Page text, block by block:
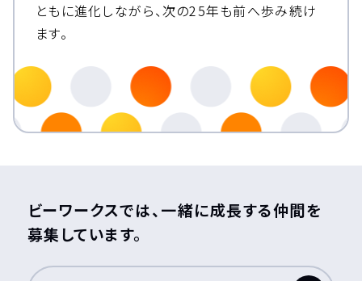
ともに進化しながら、次の25年も前へ歩み続け
ます。
ビーワークスでは、一緒に成長する仲間を
募集しています。